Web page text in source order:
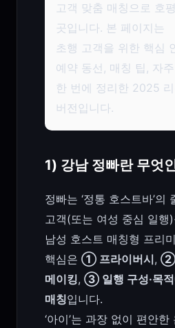
고객 맞춤 매칭으로 호
곳입니다. 본 페이지는
초행 고객을 위한 핵심
예약 동선, 매칭 팁, 자
한 번에 정리한 2025 리
버전입니다.
1) 강남 정빠란 무엇
정빠는 ‘정통 호스트바’의
고객(또는 여성 중심 일행
남성 호스트 매칭형 프리
핵심은 ① 프라이버시, ②
메이킹, ③ 일행 구성·목적
매칭입니다.
‘아이’는 과장 없이 편안